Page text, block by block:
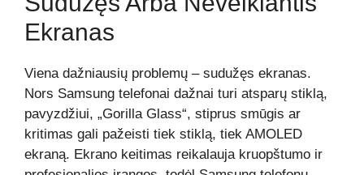
Ekranas
Viena dažniausių problemų – sudužęs ekranas.
Nors Samsung telefonai dažnai turi atsparų stiklą,
pavyzdžiui, „Gorilla Glass“, stiprus smūgis ar
kritimas gali pažeisti tiek stiklą, tiek AMOLED
ekraną. Ekrano keitimas reikalauja kruopštumo ir